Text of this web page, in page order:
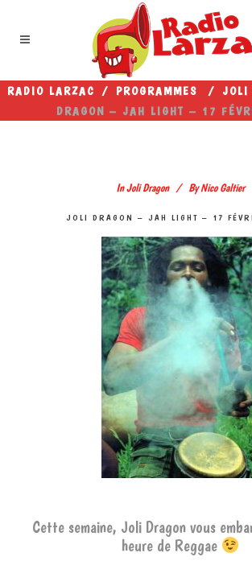
RADIO LARZAC / PROGRAMMES / JOLI
DRAGON – JAH LIGHT – 17
InJoli Dragon By Nico Galtier
JOLI DRAGON – JAH LIGHT – 17
Cette semaine, Joli Dragon vous
heure de Reggae